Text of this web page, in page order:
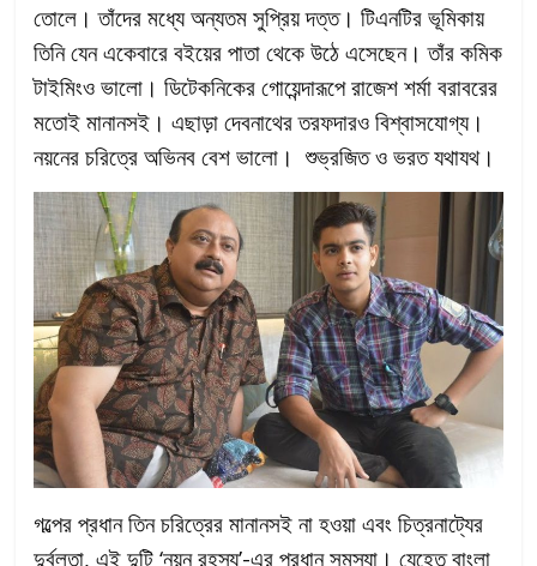
তোলে। তাঁদের মধ্যে অন্যতম সুপ্রিয় দত্ত। টিএনটির ভূমিকায়
তিনি যেন একেবারে বইয়ের পাতা থেকে উঠে এসেছেন। তাঁর কমিক
টাইমিংও ভালো। ডিটেকনিকের গোয়েন্দারূপে রাজেশ শর্মা বরাবরের
মতোই মানানসই। এছাড়া দেবনাথের তরফদারও বিশ্বাসযোগ্য।
নয়নের চরিত্রে অভিনব বেশ ভালো। শুভ্রজিত ও ভরত যথাযথ।
গল্পের প্রধান তিন চরিত্রের মানানসই না হওয়া এবং চিত্রনাট্যের
দুর্বলতা, এই দুটি ‘নয়ন রহস্য’-এর প্রধান সমস্যা। যেহেতু বাংলা